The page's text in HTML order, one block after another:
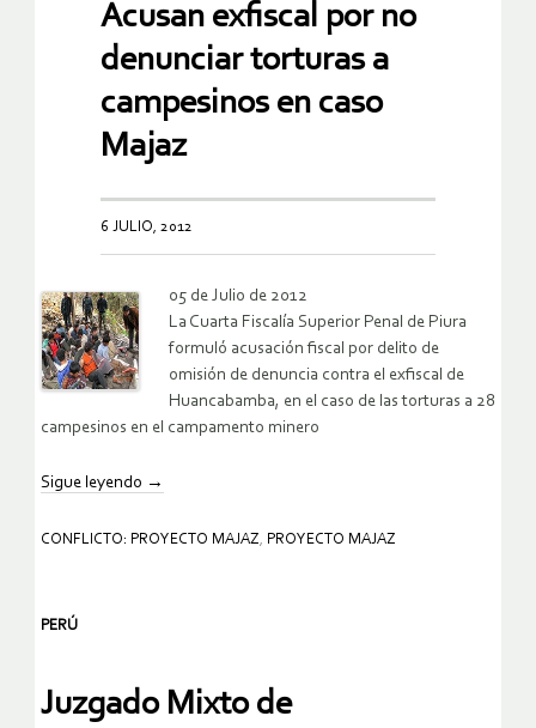
Acusan exfiscal por no
denunciar torturas a
campesinos en caso
Majaz
6 JULIO, 2012
05 de Julio de 2012
La Cuarta Fiscalía Superior Penal de Piura
formuló acusación fiscal por delito de
omisión de denuncia contra el exfiscal de
Huancabamba, en el caso de las torturas a 28
campesinos en el campamento minero
Sigue leyendo →
CONFLICTO: PROYECTO MAJAZ, PROYECTO MAJAZ
PERÚ
Juzgado Mixto de